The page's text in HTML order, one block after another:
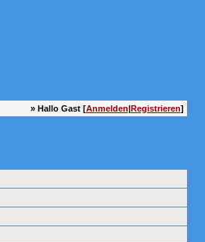
» Hallo Gast [Anmelden|Registrieren]